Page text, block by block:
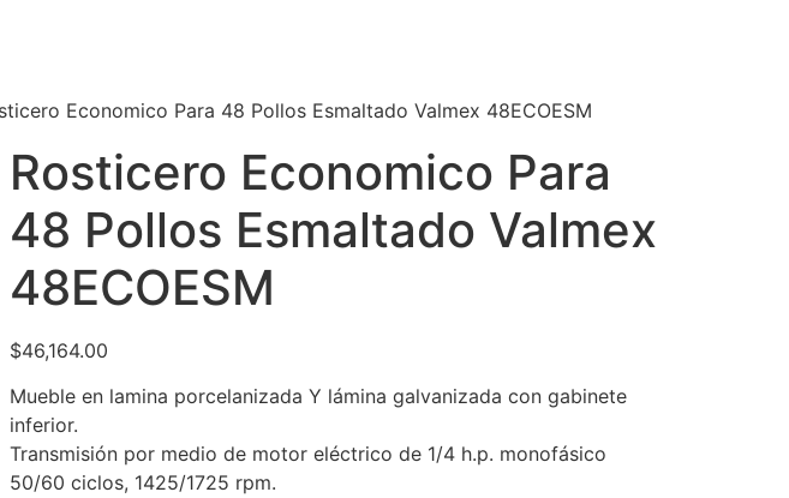
Economico Para 48 Pollos Esmaltado Valmex 48ECOESM
Rosticero Economico Para
48 Pollos Esmaltado Valmex
48ECOESM
$46,164.00
Mueble en lamina porcelanizada Y lámina galvanizada con gabinete
inferior.
Transmisión por medio de motor eléctrico de 1/4 h.p. monofásico
50/60 ciclos, 1425/1725 rpm.